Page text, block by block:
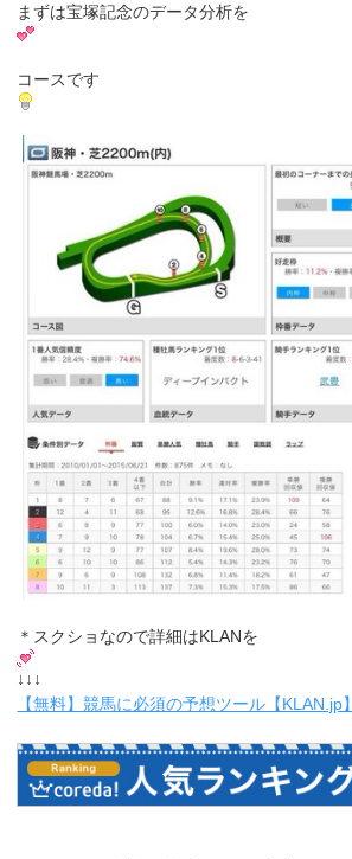
まずは宝塚記念のデータ分析を
コースです
＊スクショなので詳細はKLANを
↓↓↓
【無料】競馬に必須の予想ツール【KLAN.jp】